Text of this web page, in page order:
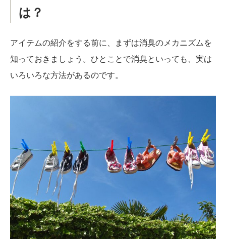
は？
アイテムの紹介をする前に、まずは消臭のメカニズムを
知っておきましょう。ひとことで消臭といっても、実は
いろいろな方法があるのです。